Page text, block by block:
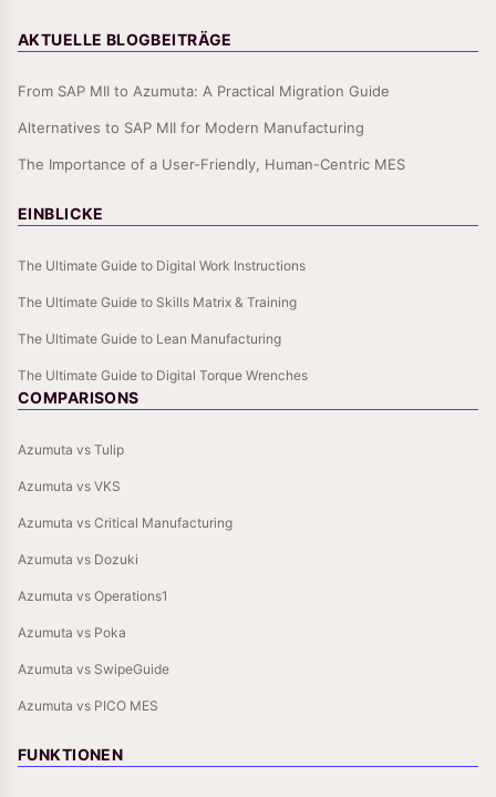
AKTUELLE BLOGBEITRÄGE
From SAP MII to Azumuta: A Practical Migration Guide
Alternatives to SAP MII for Modern Manufacturing
The Importance of a User-Friendly, Human-Centric MES
EINBLICKE
The Ultimate Guide to Digital Work Instructions
The Ultimate Guide to Skills Matrix & Training
The Ultimate Guide to Lean Manufacturing
The Ultimate Guide to Digital Torque Wrenches
COMPARISONS
Azumuta vs Tulip
Azumuta vs VKS
Azumuta vs Critical Manufacturing
Azumuta vs Dozuki
Azumuta vs Operations1
Azumuta vs Poka
Azumuta vs SwipeGuide
Azumuta vs PICO MES
FUNKTIONEN